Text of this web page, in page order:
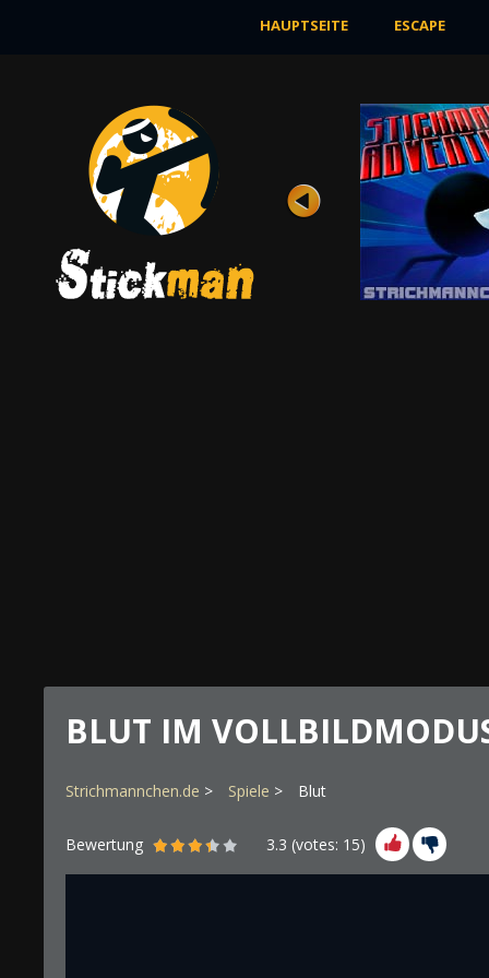
HAUPTSEITE ESCAPE
KAMPFEN
Bewertung
In diesem Spiel wirst du die seltsame Welt
sehen, in der die schwarzen
Strichmännchen ...
JETZT SPIELEN
BLUT IM
Strichmannchen.de Spiele Blut
Bewertung 3.3 (votes: 15)